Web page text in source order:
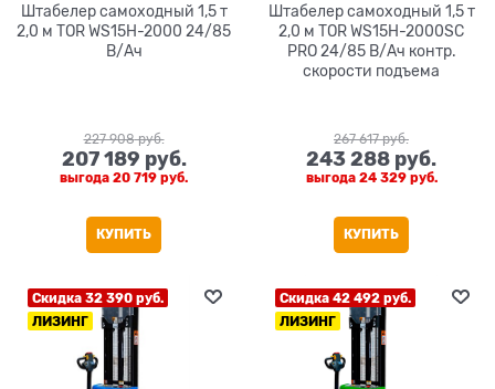
Штабелер самоходный 1,5 т
2,0 м TOR WS15H-2000 24/85
В/Ач
227 908 руб.
207 189 руб.
выгода 20 719 руб.
КУПИТЬ
Штабелер самоходный 1,5 т
2,0 м TOR WS15H-2000SC
PRO 24/85 В/Ач контр.
скорости подъема
267 617 руб.
243 288 руб.
выгода 24 329 руб.
КУПИТЬ
Скидка 32 390 руб.
ЛИЗИНГ
Скидка 42 492 руб.
ЛИЗИНГ